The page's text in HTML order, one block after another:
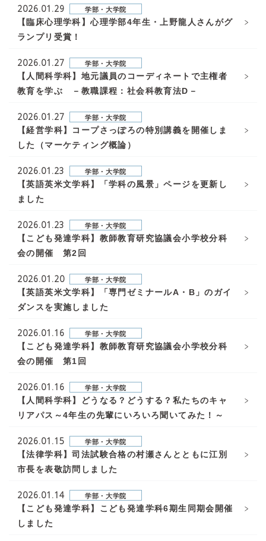
2026.01.29 学部・大学院
【臨床心理学科】心理学部4年生・上野龍人さんがグ
ランプリ受賞！
2026.01.27 学部・大学院
【人間科学科】地元議員のコーディネートで主権者
教育を学ぶ －教職課程：社会科教育法D－
2026.01.27 学部・大学院
【経営学科】コープさっぽろの特別講義を開催しま
した（マーケティング概論）
2026.01.23 学部・大学院
【英語英米文学科】「学科の風景」ページを更新し
ました
2026.01.23 学部・大学院
【こども発達学科】教師教育研究協議会小学校分科
会の開催 第2回
2026.01.20 学部・大学院
【英語英米文学科】「専門ゼミナールA・B」のガイ
ダンスを実施しました
2026.01.16 学部・大学院
【こども発達学科】教師教育研究協議会小学校分科
会の開催 第1回
2026.01.16 学部・大学院
【人間科学科】どうなる？どうする？私たちのキャ
リアパス～4年生の先輩にいろいろ聞いてみた！～
2026.01.15 学部・大学院
【法律学科】司法試験合格の村瀬さんとともに江別
市長を表敬訪問しました
2026.01.14 学部・大学院
【こども発達学科】こども発達学科6期生同期会開催
しました